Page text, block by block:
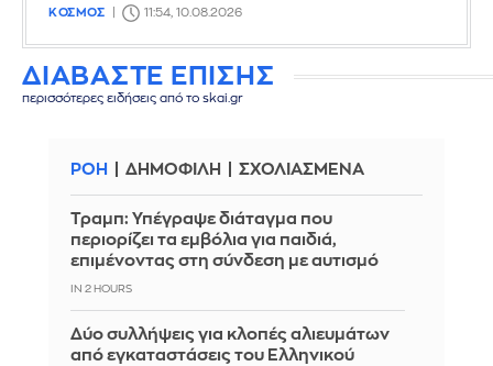
ΚΟΣΜΟΣ 11:54, 10.08.2026
ΔΙΑΒΑΣΤΕ ΕΠΙΣΗΣ
περισσότερες ειδήσεις από το skai.gr
ΡΟΗ ΔΗΜΟΦΙΛΗ ΣΧΟΛΙΑΣΜΕΝΑ
Τραμπ: Υπέγραψε διάταγμα που
περιορίζει τα εμβόλια για παιδιά,
επιμένοντας στη σύνδεση με αυτισμό
IN 2 HOURS
Δύο συλλήψεις για κλοπές αλιευμάτων
από εγκαταστάσεις του Ελληνικού